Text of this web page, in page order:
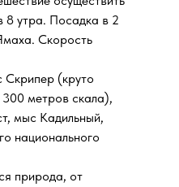
8 утра. Посадка в 2
Скорость
Скрипер (круто
метров скала),
мыс Кадильный,
национального
природа, от